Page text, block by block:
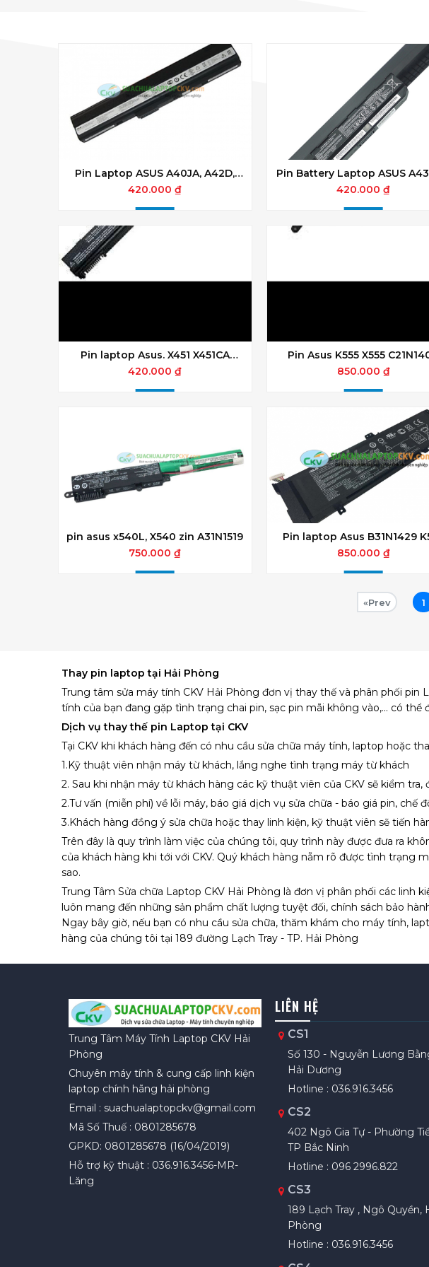
Pin Laptop ASUS A40JA, A42D,
A52F, A62, B53, F85, F86, K42, K52,
420.000 ₫
Pin Battery Laptop ASUS A43
K43 K53 X43 X44 X53S X54
420.000 ₫
Pin laptop Asus. X451 X451CA
X451C X551 X551CA
420.000 ₫
Pin Asus K555 X555
850.000 ₫
pin asus x540L, X540 zin A31N1519
750.000 ₫
Pin laptop Asus B31N1429
A501 Zin
850.000 ₫
«Prev 1
Thay pin laptop tại Hải Phòng
Trung tâm sửa máy tính CKV Hải Phòng đơn vị thay thế và phân phối
tính của bạn đang gặp tình trạng chai pin, sạc pin mãi không vào,... có
Dịch vụ thay thế pin Laptop tại CKV
Tại CKV khi khách hàng đến có nhu cầu sửa chữa máy tính, laptop hoặc
1.Kỹ thuật viên nhận máy từ khách, lắng nghe tình trạng máy từ khách
2. Sau khi nhận máy từ khách hàng các kỹ thuật viên của CKV sẽ kiểm
2.Tư vấn (miễn phí) về lỗi máy, báo giá dịch vụ sửa chữa - báo giá pin, chế
3.Khách hàng đồng ý sửa chữa hoặc thay linh kiện, kỹ thuật viên sẽ tiến
Trên đây là quy trình làm việc của chúng tôi, quy trình này được đưa ra
của khách hàng khi tới với CKV. Quý khách hàng nẵm rõ được tình trạng
sao.
Trung Tâm Sửa chữa Laptop CKV Hải Phòng là đơn vị phân phối các
luôn mang đến những sản phẩm chất lượng tuyệt đối, chính sách bảo
Ngay bây giờ, nếu bạn có nhu cầu sửa chữa, thăm khám cho máy tính,
hàng của chúng tôi tại 189 đường Lạch Tray - TP. Hải Phòng
Trung Tâm Máy Tính Laptop CKV Hải
Phòng
Chuyên máy tính & cung cấp linh kiện
laptop chính hãng hải phòng
Email : suachualaptopckv@gmail.com
Mã Số Thuế : 0801285678
GPKD: 0801285678 (16/04/2019)
Hỗ trợ kỹ thuật : 036.916.3456-MR-
Lăng
LIÊN HỆ
CS1
Số 130 - Nguyễn Lương
Hải Dương
Hotline : 036.916.3456
CS2
402 Ngô Gia Tự - Phường
TP Bắc Ninh
Hotline : 096 2996.822
CS3
189 Lạch Tray , Ngô Quyền,
Phòng
Hotline : 036.916.3456